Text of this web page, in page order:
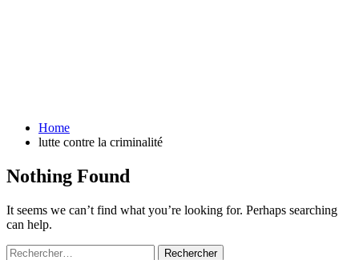
Home
lutte contre la criminalité
Nothing Found
It seems we can’t find what you’re looking for. Perhaps searching
can help.
Rechercher :